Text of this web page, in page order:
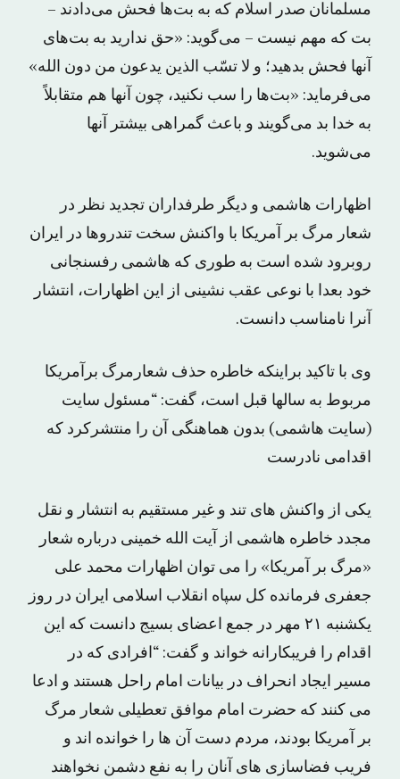
مسلمانان صدر اسلام که به بت‌ها فحش می‌دادند –
بت که مهم نیست – می‌گوید: «حق ندارید به بت‌های
آنها فحش بدهید؛ و لا تسّب الذین یدعون من دون الله»
می‌فرماید: «بت‌ها را سب نکنید، چون آنها هم متقابلاً
به خدا بد می‌گویند و باعث گمراهی بیشتر آنها
می‌شوید.
اظهارات هاشمی و دیگر طرفداران تجدید نظر در
شعار مرگ بر آمریکا با واکنش سخت تندروها در ایران
روبرود شده است به طوری که هاشمی رفسنجانی
خود بعدا با نوعی عقب نشینی از این اظهارات، انتشار
آنرا نامناسب دانست.
وی با تاکید براینکه خاطره حذف شعارمرگ برآمریکا
مربوط به سالها قبل است، گفت: “مسئول سایت
(سایت هاشمی) بدون هماهنگی آن را منتشرکرد که
اقدامی نادرست
یکی از واکنش های تند و غیر مستقیم به انتشار و نقل
مجدد خاطره هاشمی از آیت الله خمینی درباره شعار
«مرگ بر آمریکا» را می توان اظهارات محمد علی
جعفری فرمانده کل سپاه انقلاب اسلامی ایران در روز
یکشنبه ۲۱ مهر در جمع اعضای بسیج دانست که این
اقدام را فریبکارانه خواند و گفت: “افرادی که در
مسیر ایجاد انحراف در بیانات امام راحل هستند و ادعا
می کنند که حضرت امام موافق تعطیلی شعار مرگ
بر آمریکا بودند، مردم دست آن ها را خوانده اند و
فریب فضاسازی های آنان را به نفع دشمن نخواهند